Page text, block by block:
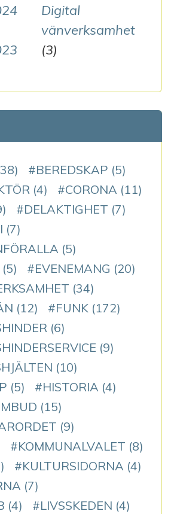
Digital
vänverksamhet
(3)
BEREDSKAP (5)
(4) CORONA (11)
DELAKTIGHET (7)
(7)
(5)
(5) EVENEMANG (20)
(34)
(12) FUNK (172)
(6)
(9)
(10)
(5) HISTORIA (4)
(15)
(9)
KOMMUNALVALET (8)
KULTURSIDORNA (4)
(7)
(4) LIVSSKEDEN (4)